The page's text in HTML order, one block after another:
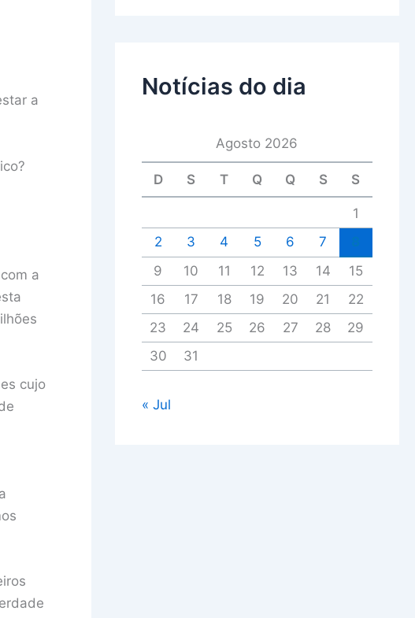
a
a
cujo
Notícias do dia
Agosto 2026
D S T Q Q S S
1
2
3 4 5 6 7
9
10 11 12 13 14
15
16
17 18 19 20 21
22
23
24 25 26 27 28
29
30
31
« Jul